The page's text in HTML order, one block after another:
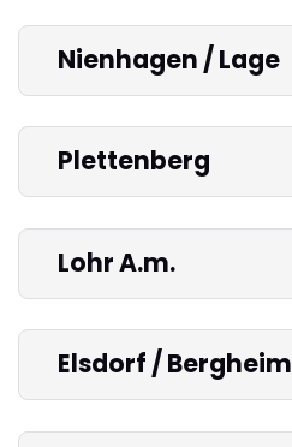
Nienhagen / Lage
Plettenberg
Lohr A.m.
Elsdorf / Bergheim